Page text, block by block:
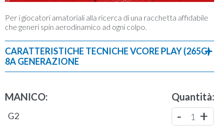
Per i giocatori amatoriali alla ricerca di una racchetta affidabile
che generi spin aerodinamico ad ogni colpo.
CARATTERISTICHE TECNICHE VCORE PLAY (265G)
8A GENERAZIONE
Lunghezza: 27 in.
ST/PT
MANICO:
G2
Quantità:
- 1 +